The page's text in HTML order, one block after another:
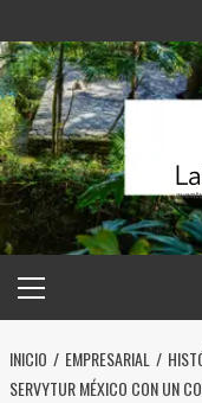
al
contenido
principal
INICIO EMPRESARIAL
SERVYTUR MÉXICO CON UN